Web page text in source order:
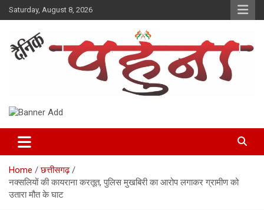
Skip
to
Saturday, August 8, 2026
Dainik Pahuna
Home
छत्तीसगढ़
नक्सलियों की कायराना करतूत, पुलिस मुखबिरी का आरोप लगाकर ग्रामीण को
उतारा मौत के घाट